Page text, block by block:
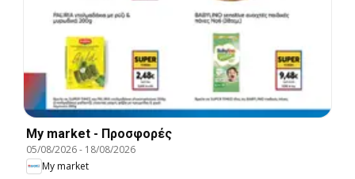
My market - Προσφορές
05/08/2026- 18/08/2026
My market